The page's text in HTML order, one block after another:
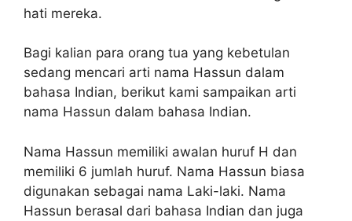
hati mereka.
Bagi kalian para orang tua yang kebetulan
sedang mencari arti nama Hassun dalam
bahasa Indian, berikut kami sampaikan arti
nama Hassun dalam bahasa Indian.
Nama Hassun memiliki awalan huruf H dan
memiliki 6 jumlah huruf. Nama Hassun biasa
digunakan sebagai nama Laki-laki. Nama
Hassun berasal dari bahasa Indian dan juga